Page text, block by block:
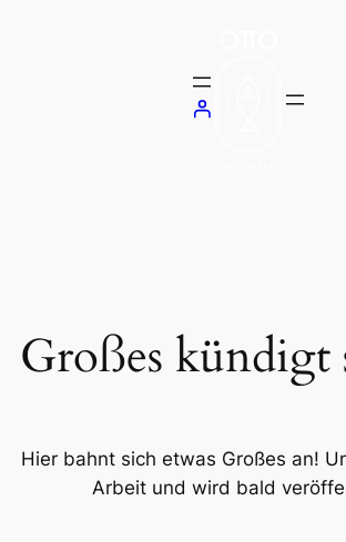
Großes kündigt
Hier bahnt sich etwas Großes an!
Arbeit und wird bald